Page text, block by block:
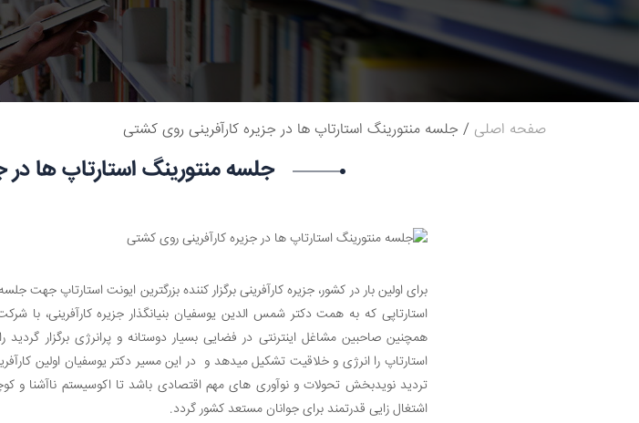
صفحه اصلی جلسه منتورینگ استارتاپ ها در جزیره کارآفرینی روی کشتی
جلسه منتورینگ استارتاپ ها
همچنین صاحبین مشاغل اینترنتی در فضایی بسیار دوستانه و پرانرژی برگزار
استارتاپ را انرژی و خلاقیت تشکیل میدهد و در این مسیر دکتر یوسفیان اولین
تردید نویدبخش تحولات و نوآوری های مهم اقتصادی باشد تا اکوسیستم ناآشنا و
اشتغال زایی قدرتمند برای جوانان مستعد کشور گردد.